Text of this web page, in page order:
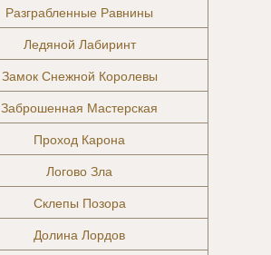
Разграбленные Равнины
Ледяной Лабиринт
Замок Снежной Королевы
Заброшенная Мастерская
Проход Карона
Логово Зла
Склепы Позора
Долина Лордов